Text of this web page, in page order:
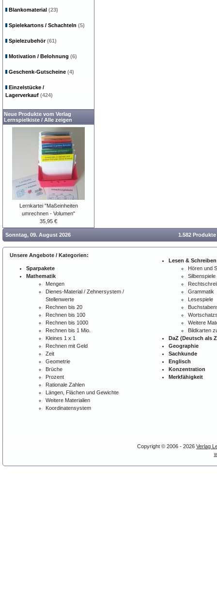
Blankomaterial (23)
Spielekartons / Schachteln (5)
Spielezubehör(61)
Motivation / Belohnung (6)
Geschenk-Gutscheine (4)
Einzelstücke /
Lagerverkauf (424)
Neue Produkte vom Verlag
Lernspielkiste / Alle zeigen
Lernkartei "Maßeinheiten
umrechnen - Volumen"
35,95 €
Sonntag, 09. August 2026 1.582
Unsere Angebote / Kategorien:
Sparpakete
Mathematik
Mengen
Dienes-Material / Zehnersystem /
Stellenwerte
Rechnen bis 20
Rechnen bis 100
Rechnen bis 1000
Rechnen bis 1 Mio.
Kleines 1 x 1
Rechnen mit Geld
Zeit
Geometrie
Brüche
Prozent
Rationale Zahlen
Längen, Flächen und Gewichte
Weitere Materialien
Koordinatensystem
Lesen & Schreiben
Hören und
Silbenspiele
Grammatik
Lesespiele
Weitere
Bildkarten
DaZ (Deutsch als
Geographie
Sachkunde
Englisch
Konzentration
Merkfähigkeit
Copyright © 2006 - 2026 Verlag